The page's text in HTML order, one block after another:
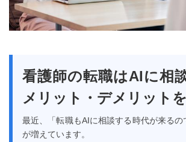
看護師の転職はAIに相
メリット・デメリット
最近、「転職もAIに相談する時代が来る
が増えています。